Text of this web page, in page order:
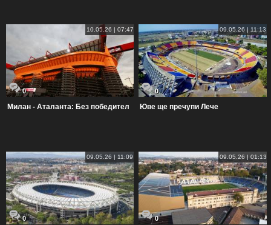
10.05.26 | 07:47
0
Милан - Аталанта: Без победител
09.05.26 | 11:13
0
Юве ще пречупи Лече
09.05.26 | 11:09
0
09.05.26 | 01:13
0